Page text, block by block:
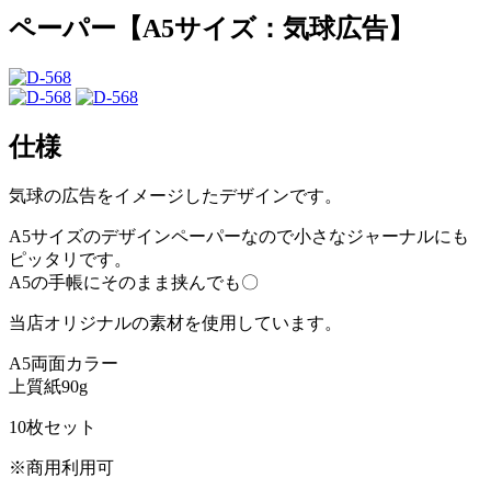
ペーパー【A5サイズ：気球広告】
仕様
気球の広告をイメージしたデザインです。
A5サイズのデザインペーパーなので小さなジャーナルにも
ピッタリです。
A5の手帳にそのまま挟んでも〇
当店オリジナルの素材を使用しています。
A5両面カラー
上質紙90g
10枚セット
※商用利用可